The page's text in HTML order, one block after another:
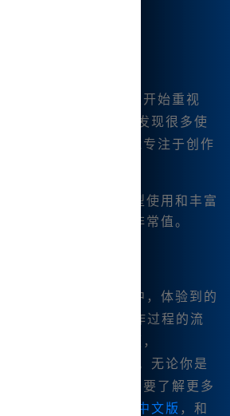
的市场反馈
流中，越来越多的人开始重视
-
用户满意|度：我发现很多使
和多功能性让我们能专注于创作
问题所困扰。
：上面提到的无限模型使用和丰富
得每一分钱都花得非常值。
中文版的整个过程中，体验到的
操作，|而是整个创作过程的流
像到音乐，再到视频，
作开辟了新的天地。无论你是
得一试这个工具。想要了解更多
家访问
Midjourney中文版 ，和